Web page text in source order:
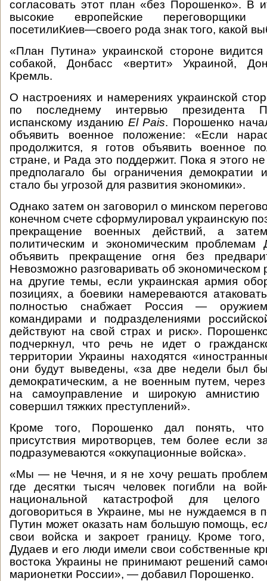
согласовать этот план «без Порошенко». В
высокие европейские
посетилиКиев—своего рода знак того, какой
«План Путина» украинской стороне видится
собакой, Донбасс «вертит» Украиной,
Кремль.
О настроениях и намерениях украинской
по последнему интервью президента
испанскому изданию El Pais. Порошенко
объявить военное положение: «Если
продолжится, я готов объявить военное
стране, и Рада это поддержит. Пока я этого
предполагало бы ограничения демократии
стало бы угрозой для развития экономики».
Однако затем он заговорил о минском
конечном счете сформулировал украинскую
прекращение военных действий, а
политическим и экономическим проблемам
объявить прекращение огня без
Невозможно разговаривать об экономическом
на другие темы, если украинская армия
позициях, а боевики намереваются
полностью снабжает Россия — оружием,
командирами и подразделениями
действуют на свой страх и риск».
подчеркнул, что речь не идет о
территории Украины находятся
они будут выведены, «за две недели был
демократическим, а не военным путем,
на самоуправление и широкую
совершил тяжких преступлений».
Кроме того, Порошенко дал понять, что
присутствия миротворцев, тем более если
подразумеваются «оккупационные войска».
«Мы — не Чечня, и я не хочу решать
где десятки тысяч человек погибли на
национальной катастрофой для
договориться в Украине, мы не нуждаемся в
Путин может оказать нам большую помощь,
свои войска и закроет границу. Кроме
Дудаев и его люди имели свои собственные
востока Украины не принимают решений
марионетки России», — добавил Порошенко.